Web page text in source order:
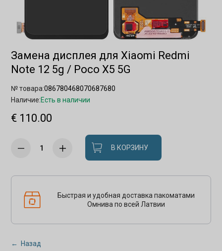
Замена дисплея для Xiaomi Redmi
Note 12 5g / Poco X5 5G
№ товара:086780468070687680
Наличие:Есть в наличии
€ 110.00
В КОРЗИНУ
Быстрая и удобная доставка пакоматами
Омнива по всей Латвии
← Назад